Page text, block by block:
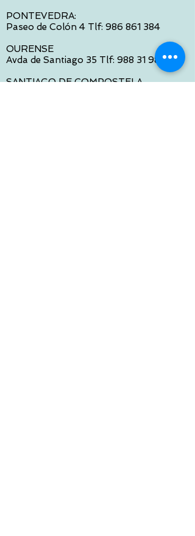
PONTEVEDRA:
Paseo de Colón 4 Tlf: 986 861 384
OURENSE
Avda de Santiago 35 Tlf: 988 31 98 26
SANTIAGO DE COMPOSTELA